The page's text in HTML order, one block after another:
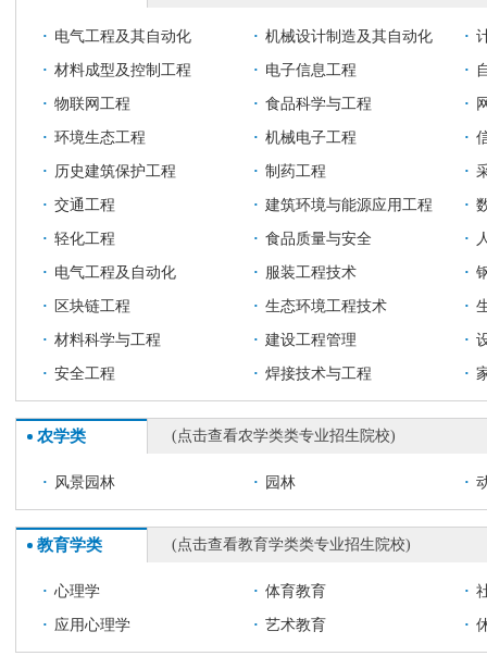
· 电气工程及其自动化 · 机械设计制造及其自动化 ·
· 材料成型及控制工程 · 电子信息工程 ·
· 物联网工程 · 食品科学与工程 ·
· 环境生态工程 · 机械电子工程 ·
· 历史建筑保护工程 · 制药工程 ·
· 交通工程 · 建筑环境与能源应用工程 ·
· 轻化工程 · 食品质量与安全 ·
· 电气工程及自动化 · 服装工程技术 ·
· 区块链工程 · 生态环境工程技术 ·
· 材料科学与工程 · 建设工程管理 ·
· 安全工程 · 焊接技术与工程 ·
农学类 (点击查看农学类类专业招生院校)
· 风景园林 · 园林 ·
教育学类 (点击查看教育学类类专业招生院校)
· 心理学 · 体育教育 ·
· 应用心理学 · 艺术教育 ·